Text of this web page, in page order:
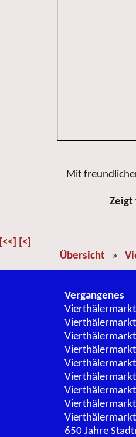
Mit
Zeigt
[<<] [<]
Übersicht »
Vergangenes
650 Jahre